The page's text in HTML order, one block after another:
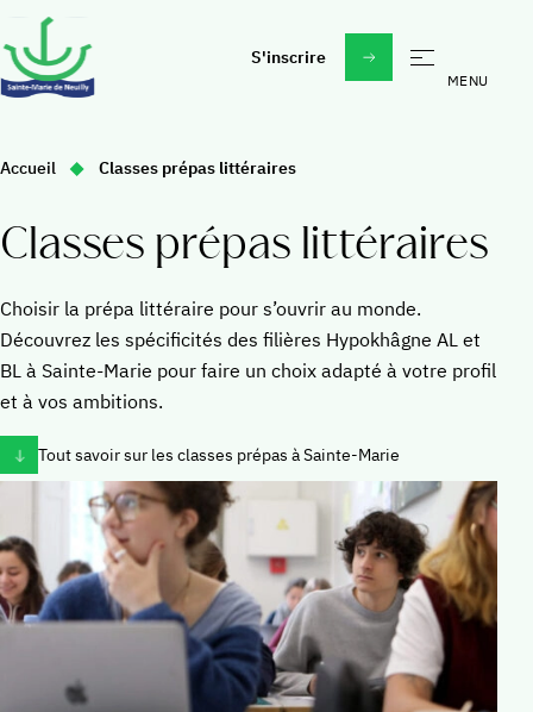
S'inscrire
Madeleine Daniélou un esprit, un projet
Étudier à Sainte-Marie
À propos
Sorties, voyages, activités
Vie spirituelle
Collège
La vie au collège
Vie culturelle
Vie sportive
Vie spirituelle
Résultats, évaluations, concours
Faire un don
Rejoindre nos équipes
Daniélou Education
Vous
ici
:
Accueil Classes prépas littéraires
Classes prépas littéraires
Choisir la prépa littéraire pour s’ouvrir au monde.
Découvrez les spécificités des filières Hypokhâgne AL et
BL à Sainte-Marie pour faire un choix adapté à votre profil
et à vos ambitions.
Tout savoir sur les classes prépas à Sainte-Marie